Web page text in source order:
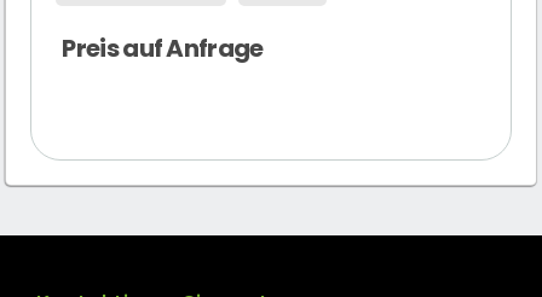
Preis auf Anfrage